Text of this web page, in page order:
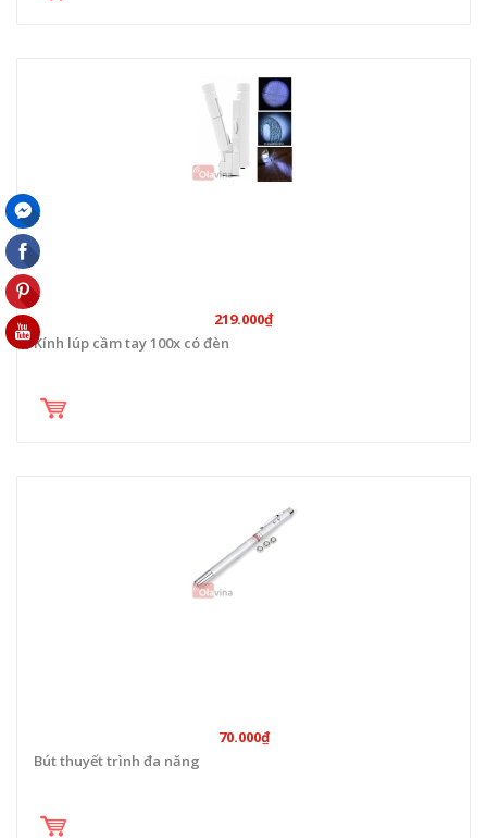
219.000₫
Kính lúp cầm tay 100x có đèn
70.000₫
Bút thuyết trình đa năng